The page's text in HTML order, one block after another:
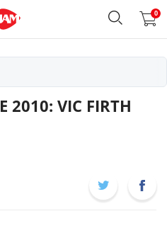
0
VIC FIRTH